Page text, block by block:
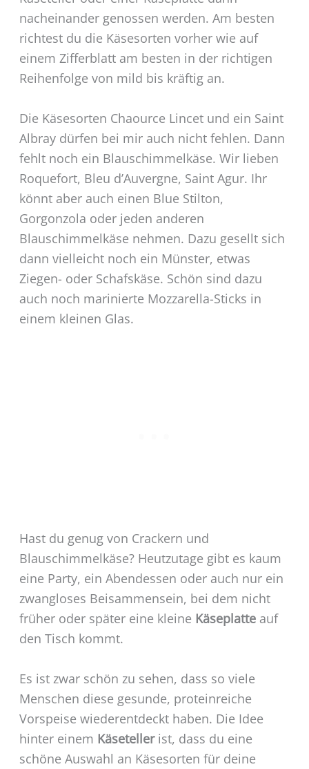
nacheinander genossen werden. Am besten
richtest du die Käsesorten vorher wie auf
einem Zifferblatt am besten in der richtigen
Reihenfolge von mild bis kräftig an.
Die Käsesorten Chaource Lincet und ein Saint
Albray dürfen bei mir auch nicht fehlen. Dann
fehlt noch ein Blauschimmelkäse. Wir lieben
Roquefort, Bleu d’Auvergne, Saint Agur. Ihr
könnt aber auch einen Blue Stilton,
Gorgonzola oder jeden anderen
Blauschimmelkäse nehmen. Dazu gesellt sich
dann vielleicht noch ein Münster, etwas
Ziegen- oder Schafskäse. Schön sind dazu
auch noch marinierte Mozzarella-Sticks in
einem kleinen Glas.
Hast du genug von Crackern und
Blauschimmelkäse? Heutzutage gibt es kaum
eine Party, ein Abendessen oder auch nur ein
zwangloses Beisammensein, bei dem nicht
früher oder später eine kleine Käseplatte auf
den Tisch kommt.
Es ist zwar schön zu sehen, dass so viele
Menschen diese gesunde, proteinreiche
Vorspeise wiederentdeckt haben. Die Idee
hinter einem Käseteller ist, dass du eine
schöne Auswahl an Käsesorten für deine